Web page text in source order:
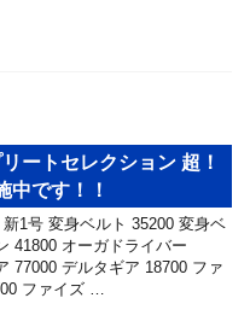
ートセレクション 超！
中です！！
1号 変身ベルト 35200 変身ベ
41800 オーガドライバー
77000 デルタギア 18700 ファ
ファイズ …